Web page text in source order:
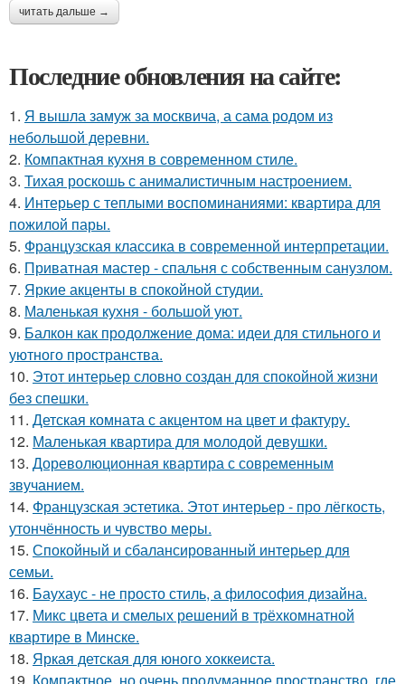
читать дальше →
Последние обновления на сайте:
1. Я вышла замуж за москвича, а сама родом из
небольшой деревни.
2. Компактная кухня в современном стиле.
3. Тихая роскошь с анималистичным настроением.
4. Интерьер с теплыми воспоминаниями: квартира для
пожилой пары.
5. Французская классика в современной интерпретации.
6. Приватная мастер - спальня с собственным санузлом.
7. Яркие акценты в спокойной студии.
8. Маленькая кухня - большой уют.
9. Балкон как продолжение дома: идеи для стильного и
уютного пространства.
10. Этот интерьер словно создан для спокойной жизни
без спешки.
11. Детская комната с акцентом на цвет и фактуру.
12. Маленькая квартира для молодой девушки.
13. Дореволюционная квартира с современным
звучанием.
14. Французская эстетика. Этот интерьер - про лёгкость,
утончённость и чувство меры.
15. Спокойный и сбалансированный интерьер для
семьи.
16. Баухаус - не просто стиль, а философия дизайна.
17. Микс цвета и смелых решений в трёхкомнатной
квартире в Минске.
18. Яркая детская для юного хоккеиста.
19. Компактное, но очень продуманное пространство, где